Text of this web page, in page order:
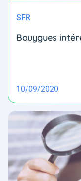
SFR
Bouygues
10/09/2020